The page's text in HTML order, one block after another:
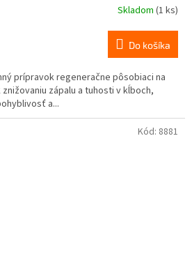
Skladom (1 ks)
Do košíka
prípravok regeneračne pôsobiaci na
zápalu a tuhosti v kĺboch,
a...
Kód: 8881